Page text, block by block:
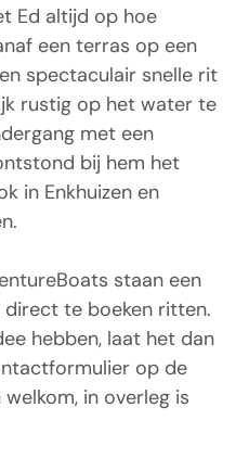
Ed altijd op hoe
een terras op een
spectaculair snelle rit
rustig op het water te
met een
bij hem het
in Enkhuizen en
staan een
te boeken ritten.
hebben, laat het dan
op de
in overleg is